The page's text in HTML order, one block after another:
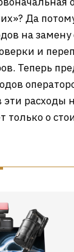
Да
на
и
Теперь
эти
только о